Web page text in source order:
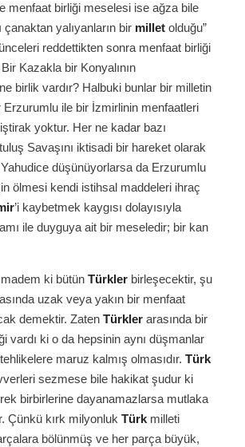
menfaat birliği meselesi ise ağza bile
çanaktan yalıyanların bir millet olduğu”
reddettikten sonra menfaat birliği
Bir Kazakla bir Konyalının
birlik vardır? Halbuki bunlar bir milletin
Erzurumlu ile bir İzmirlinin menfaatleri
yoktur. Her ne kadar bazı
Savaşını iktisadi bir hareket olarak
düşünüyorlarsa da Erzurumlu
ölmesi kendi istihsal maddeleri ihraç
’i kaybetmek kaygısı dolayısıyla
ile duyguya ait bir meseledir; bir kan
ki bütün Türkler birleşecektir, şu
uzak veya yakın bir menfaat
demektir. Zaten Türkler arasında bir
vardı ki o da hepsinin aynı düşmanlar
maruz kalmış olmasıdır. Türk
sezmese bile hakikat şudur ki
birbirlerine dayanamazlarsa mutlaka
Çünkü kırk milyonluk Türk milleti
bölünmüş ve her parça büyük,